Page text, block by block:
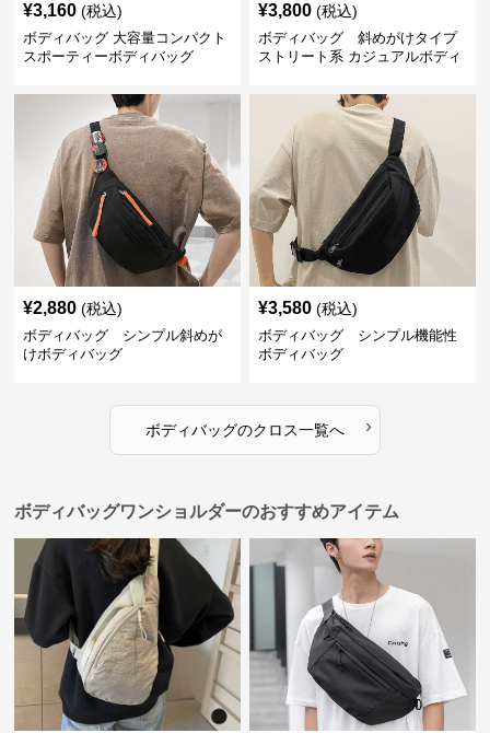
¥3,160 (税込)
ボディバッグ 大容量コンパクト
スポーティーボディバッグ
¥3,800 (税込)
ボディバッグ 斜めがけタイプ
ストリート系 カジュアルボディ
¥2,880 (税込)
ボディバッグ シンプル斜めが
けボディバッグ
¥3,580 (税込)
ボディバッグ シンプル機能性
ボディバッグ
ボディバッグのクロス一覧へ ›
ボディバッグワンショルダーのおすすめアイテム